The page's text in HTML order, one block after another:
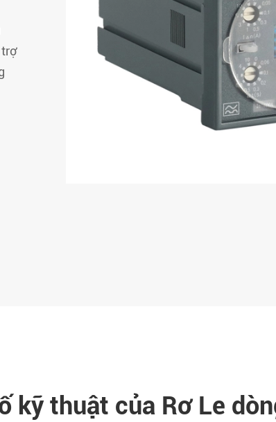
Mô-đun điều khiển ánh sáng
thông minh dòng ASL
Rơle bảo vệ điện áp trung bình
dòng AM
Rơle dòng điện dư dòng ASJ
Mô-đun giám sát trung tâm dữ
kỹ thuật của Rơ Le